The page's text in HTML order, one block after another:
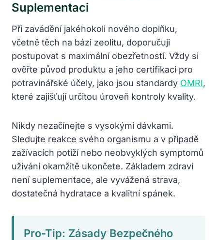
Suplementaci
Při zavádění jakéhokoli nového doplňku,
včetně těch na bázi zeolitu, doporučuji
postupovat s maximální obezřetností. Vždy si
ověřte původ produktu a jeho certifikaci pro
potravinářské účely, jako jsou standardy OMRI,
které zajišťují určitou úroveň kontroly kvality.
Nikdy nezačínejte s vysokými dávkami.
Sledujte reakce svého organismu a v případě
zažívacích potíží nebo neobvyklých symptomů
užívání okamžitě ukončete. Základem zdraví
není suplementace, ale vyvážená strava,
dostatečná hydratace a kvalitní spánek.
Pro-Tip: Zásady Bezpečného